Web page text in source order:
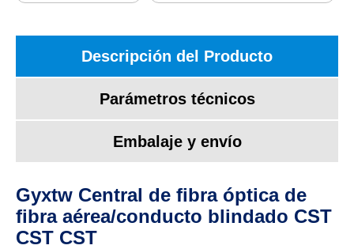
Descripción del Producto
Parámetros técnicos
Embalaje y envío
Gyxtw Central de fibra óptica de
fibra aérea/conducto blindado CST
CST CST